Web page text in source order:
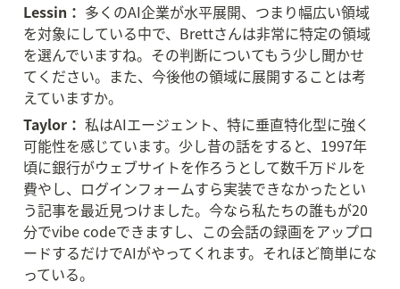
Lessin： 多くのAI企業が水平展開、つまり幅広い領域
を対象にしている中で、Brettさんは非常に特定の領域
を選んでいますね。その判断についてもう少し聞かせ
てください。また、今後他の領域に展開することは考
えていますか。
Taylor： 私はAIエージェント、特に垂直特化型に強く
可能性を感じています。少し昔の話をすると、1997年
頃に銀行がウェブサイトを作ろうとして数千万ドルを
費やし、ログインフォームすら実装できなかったとい
う記事を最近見つけました。今なら私たちの誰もが20
分でvibe codeできますし、この会話の録画をアップロ
ードするだけでAIがやってくれます。それほど簡単にな
っている。